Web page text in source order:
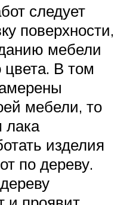
следует
поверхности,
мебели
цвета. В том
мебели, то
лака
изделия
по дереву.